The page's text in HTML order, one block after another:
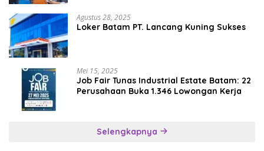
Agustus 28, 2025
Loker Batam PT. Lancang Kuning Sukses
Mei 15, 2025
Job Fair Tunas Industrial Estate Batam: 22
Perusahaan Buka 1.346 Lowongan Kerja
Selengkapnya